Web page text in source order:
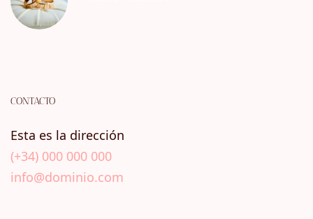
CONTACTO
Esta es la dirección
(+34) 000 000 000
info@dominio.com